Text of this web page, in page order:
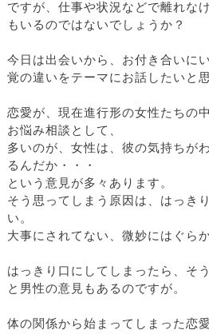
ですが、仕事や状況などで離れな
もいるのではないでしょうか？
今日は出会いから、お付き合いに
覚の違いをテーマにお話したいと
恋愛が、現在進行形の女性たちの
お悩み相談として、
多いのが、女性は、彼の気持ちが
るんだか・・・
という意見が多々あります。
そう思ってしまう原因は、はっき
い。
大事にされてない、微妙にはぐら
はっきり口にしてしまったら、そ
と男性の意見もあるのですが。
体の関係から始まってしまった恋